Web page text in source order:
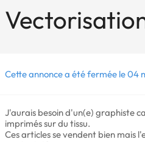
Cette annonce a été fermée le 04
J'aurais besoin d'un(e) graphiste
imprimés sur du tissu.
Ces articles se vendent bien mais